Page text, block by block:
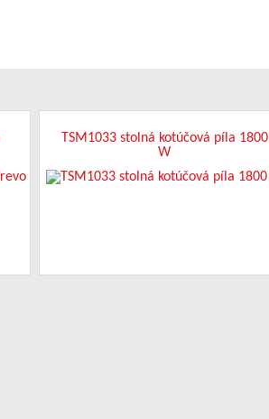
TSM1033 stolná kotúčová píla 1800
W